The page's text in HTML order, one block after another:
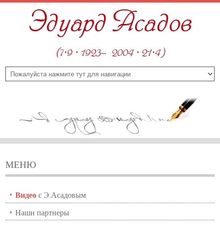
Эдуард Асадов
(7·9 · 1923—2004 · 21·4)
МЕНЮ
Видеос Э.Асадовым
Наши партнеры